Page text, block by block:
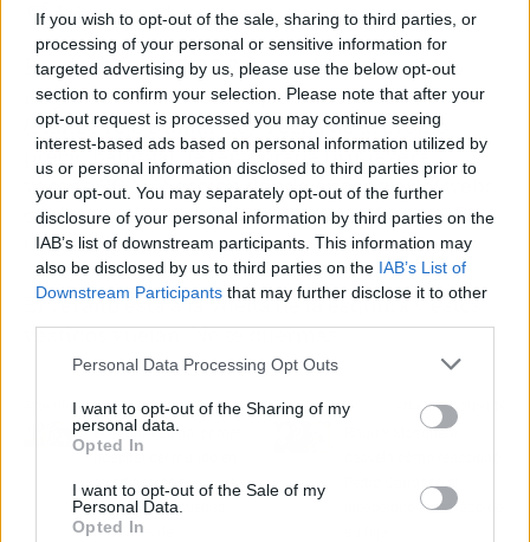
If you wish to opt-out of the sale, sharing to third parties, or
processing of your personal or sensitive information for
targeted advertising by us, please use the below opt-out
section to confirm your selection. Please note that after your
opt-out request is processed you may continue seeing
interest-based ads based on personal information utilized by
us or personal information disclosed to third parties prior to
your opt-out. You may separately opt-out of the further
disclosure of your personal information by third parties on the
IAB’s list of downstream participants. This information may
also be disclosed by us to third parties on the IAB’s List of
Downstream Participants that may further disclose it to other
Personal Data Processing Opt Outs
I want to opt-out of the Sharing of my
personal data.
Opted In
I want to opt-out of the Sale of my
Personal Data.
Opted In
🛒 Directo al grano
Precio: desde 29,95 € el más barato (vestido
negro de Zara) hasta 49,99 € el más caro
(Mango rojo o amarillo). Fecha de la promo:
precio habitual de temporada primavera-
verano 2026. Sección donde encontrarlo: webs
oficiales y tiendas físicas de Zara, Mango y El
Corte Inglés.
El verano está a la vuelta de la esquina y estos
vestidos vuelan. No te duermas.
Artículo anterior
El Infanta Elena, primer
recertificarse con nivel
Excelente en Buenas
Prácticas de
Artículo siguiente
Raquel Mosquera
Pedro Carrasco al
inesperado embarazo de